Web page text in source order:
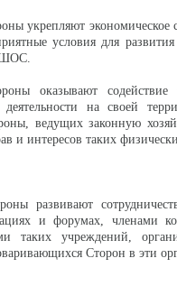
укрепляют экономическое
условия для
ШОС.
оказывают содействие
на своей
ведущих законную
и интересов таких
развивают
и форумах, членами
таких учреждений,
Сторон в эти